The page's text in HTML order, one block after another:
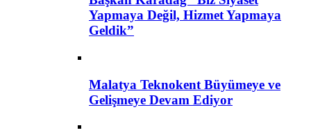
Yapmaya Değil, Hizmet Yapmaya
Geldik”
Malatya Teknokent Büyümeye ve
Gelişmeye Devam Ediyor